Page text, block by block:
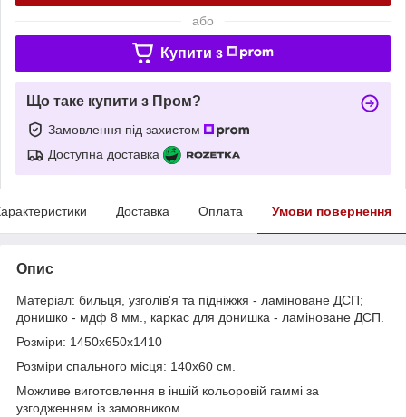
або
Купити з
Що таке купити з Пром?
Замовлення під захистом
Доступна доставка
Доставка Оплата Умови повернення
Опис
Матеріал: бильця, узголів'я та підніжжя - ламіноване ДСП;
донишко - мдф 8 мм., каркас для донишка - ламіноване ДСП.
Розміри: 1450х650х1410
Розміри спального місця: 140х60 см.
Можливе виготовлення в іншій кольоровій гаммі за
узгодженням із замовником.